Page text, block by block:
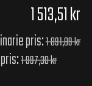
1 513,51 kr
pris:1 891,89 kr
1 997,30 kr